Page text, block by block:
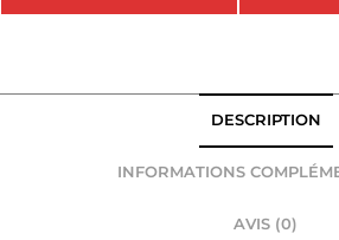
DESCRIPTION
INFORMATIONS
AVIS (0)